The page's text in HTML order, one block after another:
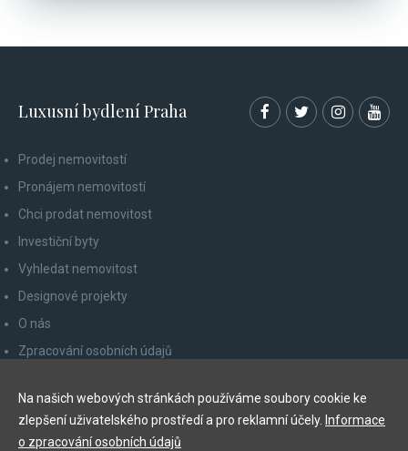
Luxusní bydlení Praha
Prodej nemovitostí
Pronájem nemovitostí
Chci prodat nemovitost
Investiční byty
Vyhledat nemovitost
Designové projekty
O nás
Zpracování osobních údajů
Odhlášení z newsletteru
Na našich webových stránkách používáme soubory cookie ke
zlepšení uživatelského prostředí a pro reklamní účely. Informace
o zpracování osobních údajů